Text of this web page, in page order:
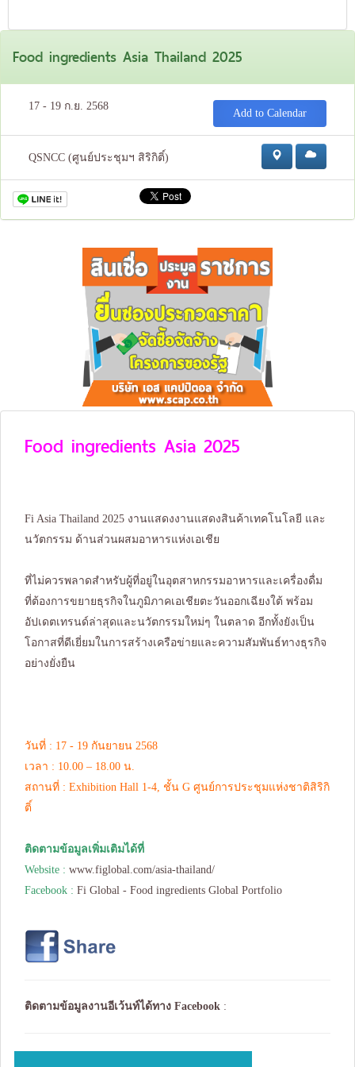
Food ingredients Asia Thailand 2025
17 - 19 ก.ย. 2568
Add to Calendar
QSNCC (ศูนย์ประชุมฯ สิริกิติ์)
Food ingredients Asia 2025
Fi Asia Thailand 2025 งานแสดงงานแสดงสินค้าเทคโนโลยี และ
นวัตกรรม ด้านส่วนผสมอาหารแห่งเอเชีย
ที่ไม่ควรพลาดสำหรับผู้ที่อยู่ในอุตสาหกรรมอาหารและเครื่องดื่ม
ที่ต้องการขยายธุรกิจในภูมิภาคเอเชียตะวันออกเฉียงใต้ พร้อม
อัปเดตเทรนด์ล่าสุดและนวัตกรรมใหม่ๆ ในตลาด อีกทั้งยังเป็น
โอกาสที่ดีเยี่ยมในการสร้างเครือข่ายและความสัมพันธ์ทางธุรกิจ
อย่างยั่งยืน
วันที่ : 17 - 19 กันยายน 2568
เวลา : 10.00 – 18.00 น.
สถานที่ : Exhibition Hall 1-4, ชั้น G ศูนย์การประชุมแห่งชาติสิริกิ
ติ์
ติดตามข้อมูลเพิ่มเติมได้ที่
Website : www.figlobal.com/asia-thailand/
Facebook : Fi Global - Food ingredients Global Portfolio
ติดตามข้อมูลงานอีเว้นท์ได้ทาง Facebook :